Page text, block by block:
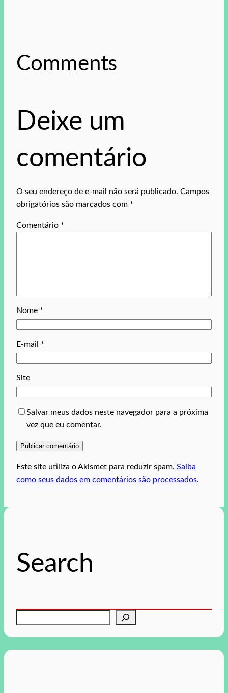
Comments
Deixe um
comentário
O seu endereço de e-mail não será publicado. Campos
obrigatórios são marcados com *
Comentário *
Nome *
E-mail *
Site
Salvar meus dados neste navegador para a próxima
vez que eu comentar.
Este site utiliza o Akismet para reduzir spam. Saiba
como seus dados em comentários são processados.
Search